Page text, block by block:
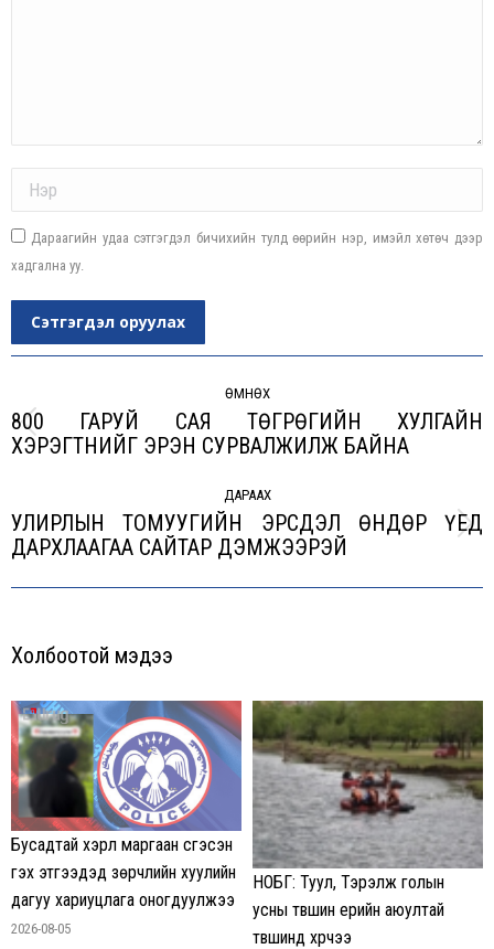
Дараагийн удаа сэтгэгдэл бичихийн тулд өөрийн нэр, имэйл хөтөч дээр
хадгална уу.
Сэтгэгдэл оруулах
ӨМНӨХ
Previous
800 ГАРУЙ САЯ ТӨГРӨГИЙН ХУЛГАЙН
ХЭРЭГТНИЙГ ЭРЭН СУРВАЛЖИЛЖ БАЙНА
ДАРААХ
Next
УЛИРЛЫН ТОМУУГИЙН ЭРСДЭЛ ӨНДӨР ҮЕД
ДАРХЛААГАА САЙТАР ДЭМЖЭЭРЭЙ
Холбоотой мэдээ
Бусадтай хэрүүл маргаан үүсгэсэн
гэх этгээдэд зөрчлийн хуулийн
дагуу хариуцлага оногдуулжээ
2026-08-05
НОБГ: Туул, Тэрэлж голын
усны түвшин үерийн аюултай
түвшинд хүрчээ